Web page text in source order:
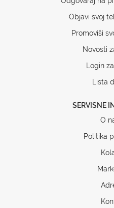
Objavi svoj
Promoviši
Novosti
Login
Lista
SERVISNE
O
Politika